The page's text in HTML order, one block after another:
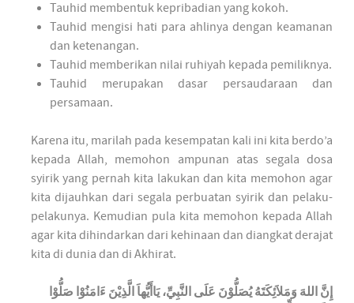
Tauhid membentuk kepribadian yang kokoh.
Tauhid mengisi hati para ahlinya dengan keamanan
dan ketenangan.
Tauhid memberikan nilai ruhiyah kepada pemiliknya.
Tauhid merupakan dasar persaudaraan dan
persamaan.
Karena itu, marilah pada kesempatan kali ini kita berdo’a
kepada Allah, memohon ampunan atas segala dosa
syirik yang pernah kita lakukan dan kita memohon agar
kita dijauhkan dari segala perbuatan syirik dan pelaku-
pelakunya. Kemudian pula kita memohon kepada Allah
agar kita dihindarkan dari kehinaan dan diangkat derajat
kita di dunia dan di Akhirat.
إِنَّ اللهَ وَمَلاَئِكَتَهُ يُصَلُّوْنَ عَلَى النَّبِيِّ، يَاأَيُّهاَ الَّذِيْنَ ءَامَنُوْا صَلُّوْا